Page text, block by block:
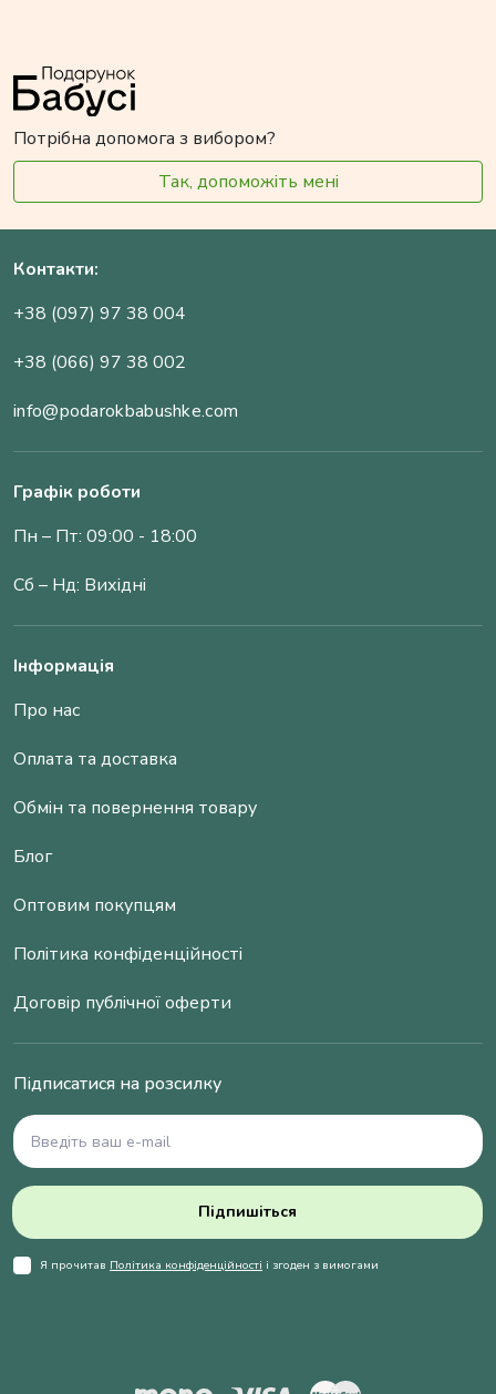
Потрібна допомога з вибором?
Так, допоможіть мені
Контакти:
+38 (097) 97 38 004
+38 (066) 97 38 002
info@podarokbabushke.com
Графік роботи
Пн – Пт: 09:00 - 18:00
Сб – Нд: Вихідні
Інформація
Про нас
Оплата та доставка
Обмін та повернення товару
Блог
Оптовим покупцям
Політика конфіденційності
Договір публічної оферти
Підписатися на розсилку
Підпишіться
Я прочитав Політика конфіденційності і згоден з вимогами